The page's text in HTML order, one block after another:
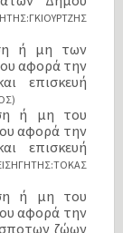
ή μη των
αφορά την
επισκευή
ή μη του
αφορά την
επισκευή
ή μη του
αφορά την
ζώων